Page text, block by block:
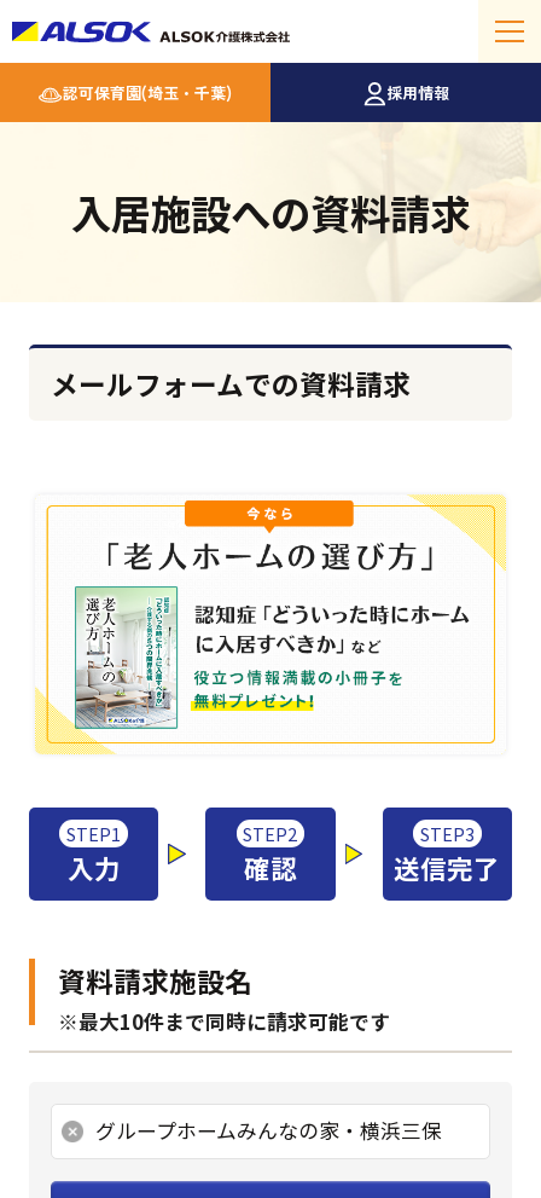
認可保育園(埼玉・千葉) 採用情報
入居施設への資料請求
メールフォームでの資料請求
STEP1
入力
STEP2
確認
STEP3
送信完了
資料請求施設名
※最大10件まで同時に請求可能です
グループホームみんなの家・横浜三保